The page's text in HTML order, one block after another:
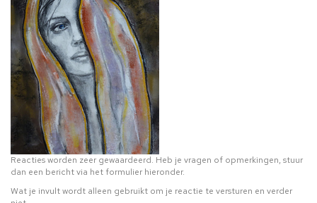
Reacties worden zeer gewaardeerd. Heb je vragen of opmerkingen, stuur
dan een bericht via het formulier hieronder.
Wat je invult wordt alleen gebruikt om je reactie te versturen en verder